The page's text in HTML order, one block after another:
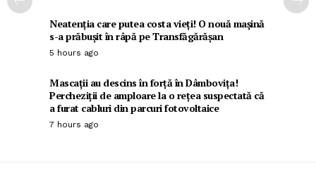
Neatenția care putea costa vieți! O nouă mașină
s-a prăbușit în râpă pe Transfăgărășan
5 hours ago
Mascații au descins în forță în Dâmbovița!
Percheziții de amploare la o rețea suspectată că
a furat cabluri din parcuri fotovoltaice
7 hours ago